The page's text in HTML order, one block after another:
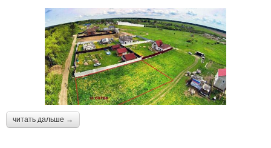
читать дальше →